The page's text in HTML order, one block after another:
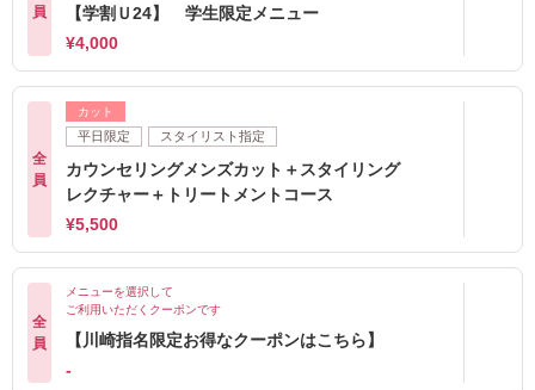
員
【学割Ｕ24】 学生限定メニュー
¥4,000
全
員
カット
平日限定 スタイリスト指定
カウンセリングメンズカット＋スタイリング
レクチャー＋トリートメントコース
¥5,500
全
員
メニューを選択して
ご利用いただくクーポンです
【川崎指名限定お得なクーポンはこちら】
-